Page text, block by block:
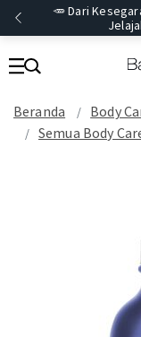
🥕 Dari
Beranda Body
Semua Body